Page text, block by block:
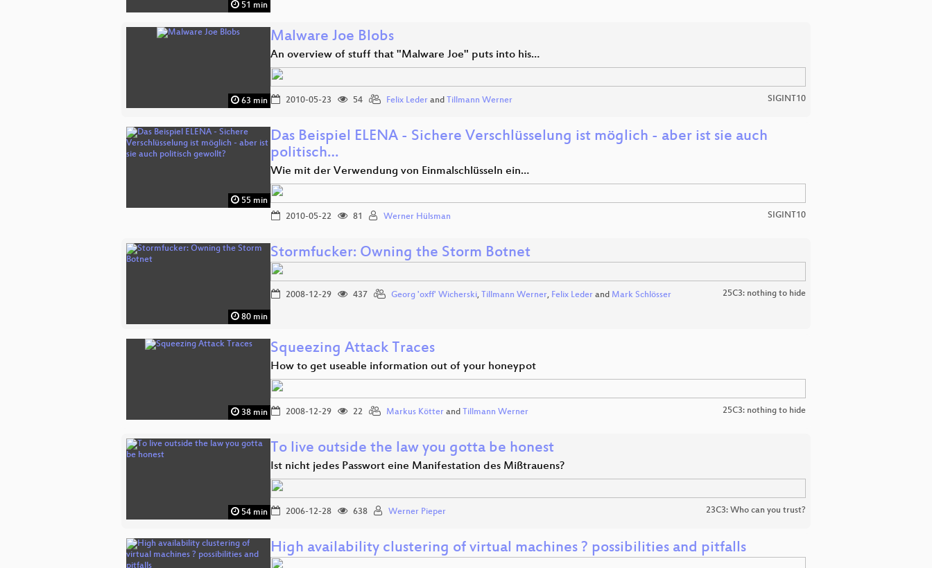
51 min
63 min
Malware Joe Blobs
An overview of stuff that "Malware Joe" puts into his…
2010-05-23 54 Felix Leder and Tillmann Werner SIGINT10
55 min
Das Beispiel ELENA - Sichere Verschlüsselung ist möglich - aber ist sie auch
politisch…
Wie mit der Verwendung von Einmalschlüsseln ein…
2010-05-22 81 Werner Hülsman SIGINT10
80 min
Stormfucker: Owning the Storm Botnet
2008-12-29 437 Georg 'oxff' Wicherski, Tillmann Werner, Felix Leder and Mark Schlösser 25C3: nothing to hide
38 min
Squeezing Attack Traces
How to get useable information out of your honeypot
2008-12-29 22 Markus Kötter and Tillmann Werner 25C3: nothing to hide
54 min
To live outside the law you gotta be honest
Ist nicht jedes Passwort eine Manifestation des Mißtrauens?
2006-12-28 638 Werner Pieper 23C3: Who can you trust?
High availability clustering of virtual machines ? possibilities and pitfalls